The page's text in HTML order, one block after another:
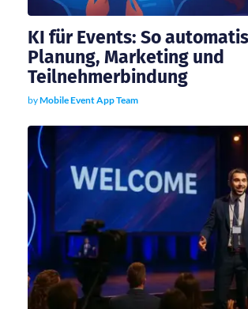
a
t
o
n
KI für Events: So
Planung, Marketing und
Teilnehmerbindung
byMobile Event App Team